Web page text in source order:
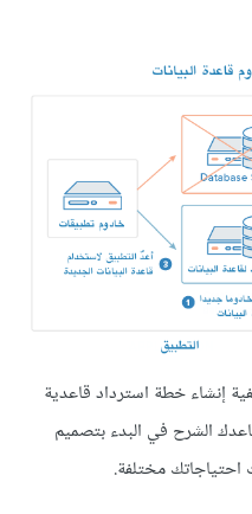
إنشاء خطة استرداد قاعدية
الشرح في البدء بتصميم
مختلفة.